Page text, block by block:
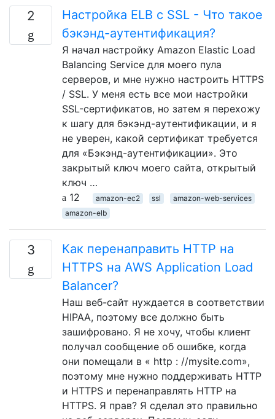
2
Настройка ELB с SSL - Что такое
бэкэнд-аутентификация?
Я начал настройку Amazon Elastic Load
Balancing Service для моего пула
серверов, и мне нужно настроить HTTPS
/ SSL. У меня есть все мои настройки
SSL-сертификатов, но затем я перехожу
к шагу для бэкэнд-аутентификации, и я
не уверен, какой сертификат требуется
для «Бэкэнд-аутентификации». Это
закрытый ключ моего сайта, открытый
ключ …
12
amazon-ec2 ssl
amazon-web-services
amazon-elb
3
Как перенаправить HTTP на
HTTPS на AWS Application Load
Balancer?
Наш веб-сайт нуждается в соответствии
HIPAA, поэтому все должно быть
зашифровано. Я не хочу, чтобы клиент
получал сообщение об ошибке, когда
они помещали в « http : //mysite.com»,
поэтому мне нужно поддерживать HTTP
и HTTPS и перенаправлять HTTP на
HTTPS. Я прав? Я сделал это правильно